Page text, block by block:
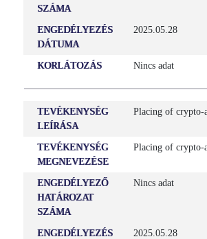
KÖZZÉTÉTELI HELY
Nincs adat
Aktív
GAZDÁLKODÓ EGYSÉG
Nem
SZÁMA
ENGEDÉLYEZÉS
DÁTUMA
2025.05.28
KORLÁTOZÁS Nincs adat
TEVÉKENYSÉG
LEÍRÁSA
Placing of crypto-
TEVÉKENYSÉG
MEGNEVEZÉSE
Placing of crypto-
ENGEDÉLYEZŐ
HATÁROZAT
SZÁMA
Nincs adat
ENGEDÉLYEZÉS
2025.05.28